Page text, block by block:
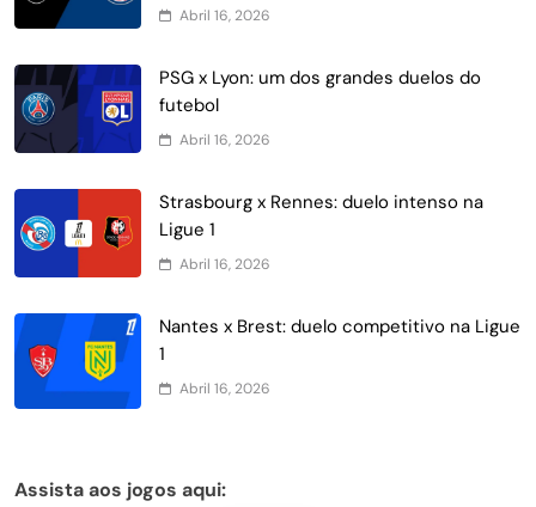
Abril 16, 2026
PSG x Lyon: um dos grandes duelos do
futebol
Abril 16, 2026
Strasbourg x Rennes: duelo intenso na
Ligue 1
Abril 16, 2026
Nantes x Brest: duelo competitivo na Ligue
1
Abril 16, 2026
Assista aos jogos aqui: